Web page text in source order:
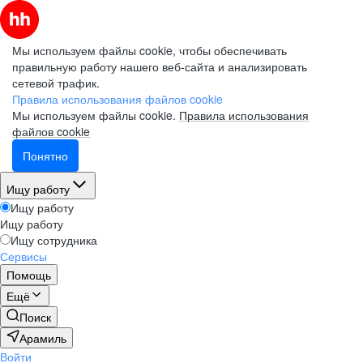
Мы используем файлы cookie, чтобы обеспечивать
правильную работу нашего веб-сайта и анализировать
сетевой трафик.
Правила использования файлов cookie
Мы используем файлы cookie. Правила использования
файлов cookie
Понятно
Ищу работу
Ищу работу
Ищу работу
Ищу сотрудника
Сервисы
Помощь
Ещё
Поиск
Арамиль
Войти